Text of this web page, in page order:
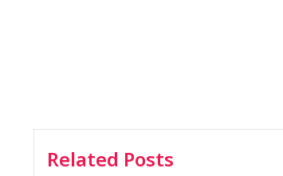
Related Posts